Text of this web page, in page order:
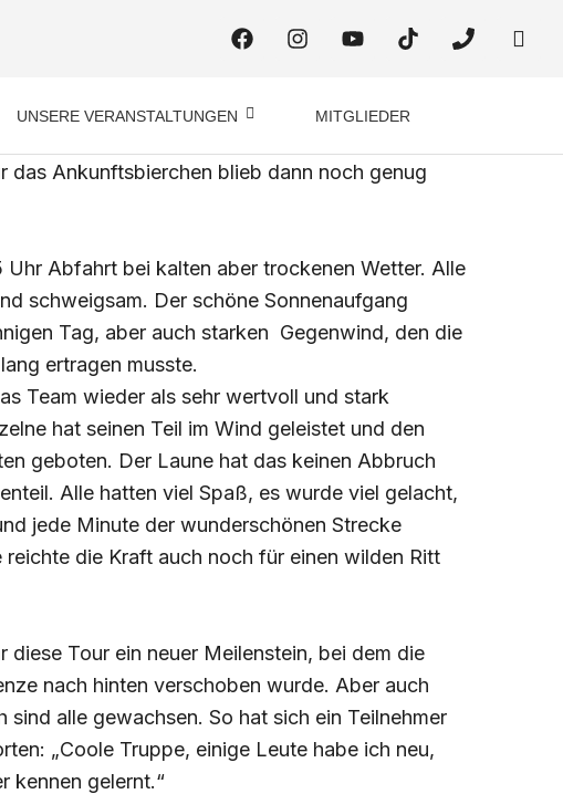
F
a
b
o
k
I
n
r
a
Y
o
u
e
T
i
o
P
h
H
m
l
UNSERE VERANSTALTUNGEN MITGLIEDER
das Ankunftsbierchen blieb dann noch genug
Uhr Abfahrt bei kalten aber trockenen Wetter. Alle
schweigsam. Der schöne Sonnenaufgang
Tag, aber auch starken Gegenwind, den die
ertragen musste.
Team wieder als sehr wertvoll und stark
hat seinen Teil im Wind geleistet und den
geboten. Der Laune hat das keinen Abbruch
Alle hatten viel Spaß, es wurde viel gelacht,
jede Minute der wunderschönen Strecke
reichte die Kraft auch noch für einen wilden Ritt
diese Tour ein neuer Meilenstein, bei dem die
nach hinten verschoben wurde. Aber auch
sind alle gewachsen. So hat sich ein Teilnehmer
„Coole Truppe, einige Leute habe ich neu,
kennen gelernt.“